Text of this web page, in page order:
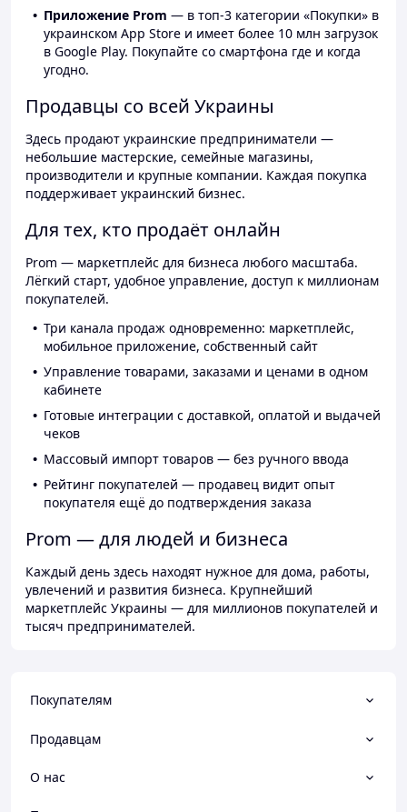
Приложение Prom — в топ-3 категории «Покупки» в
украинском App Store и имеет более 10 млн загрузок
в Google Play. Покупайте со смартфона где и когда
угодно.
Продавцы со всей Украины
Здесь продают украинские предприниматели —
небольшие мастерские, семейные магазины,
производители и крупные компании. Каждая покупка
поддерживает украинский бизнес.
Для тех, кто продаёт онлайн
Prom — маркетплейс для бизнеса любого масштаба.
Лёгкий старт, удобное управление, доступ к миллионам
покупателей.
Три канала продаж одновременно: маркетплейс,
мобильное приложение, собственный сайт
Управление товарами, заказами и ценами в одном
кабинете
Готовые интеграции с доставкой, оплатой и выдачей
чеков
Массовый импорт товаров — без ручного ввода
Рейтинг покупателей — продавец видит опыт
покупателя ещё до подтверждения заказа
Prom — для людей и бизнеса
Каждый день здесь находят нужное для дома, работы,
увлечений и развития бизнеса. Крупнейший
маркетплейс Украины — для миллионов покупателей и
тысяч предпринимателей.
Покупателям
Продавцам
О нас